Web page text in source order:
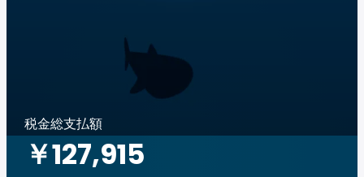
税金総支払額
￥127,915